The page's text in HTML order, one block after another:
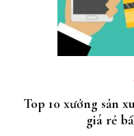
Top 10 xưởng sản
giá rẻ